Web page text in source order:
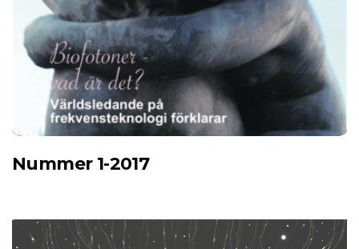
Nummer 1-2017